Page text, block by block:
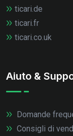
ticari.de
ticari.fr
ticari.co.uk
Aiuto &
Domande
Consigli di